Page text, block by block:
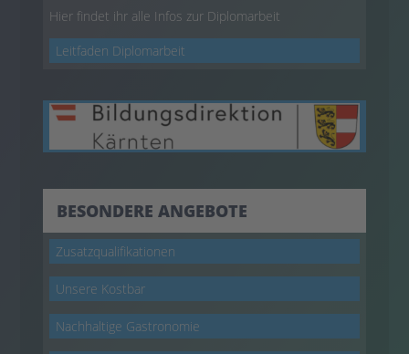
Hier findet ihr alle Infos zur Diplomarbeit
Leitfaden Diplomarbeit
BESONDERE ANGEBOTE
Zusatzqualifikationen
Unsere Kostbar
Nachhaltige Gastronomie